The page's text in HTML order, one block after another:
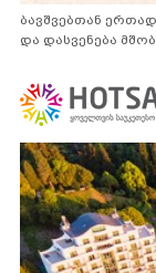
ბავშვებთან
და დასვენება